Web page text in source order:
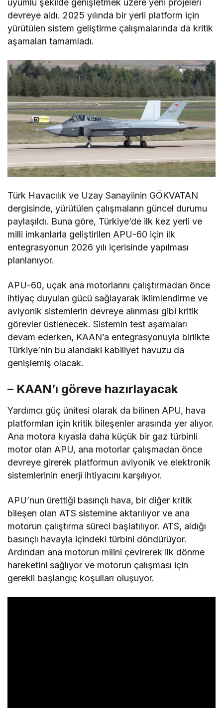
uyumlu şekilde genişletmek üzere yeni projeleri
devreye aldı. 2025 yılında bir yerli platform için
yürütülen sistem geliştirme çalışmalarında da kritik
aşamaları tamamladı.
Türk Havacılık ve Uzay Sanayiinin GÖKVATAN
dergisinde, yürütülen çalışmaların güncel durumu
paylaşıldı. Buna göre, Türkiye’de ilk kez yerli ve
milli imkanlarla geliştirilen APU-60 için ilk
entegrasyonun 2026 yılı içerisinde yapılması
planlanıyor.
APU-60, uçak ana motorlarını çalıştırmadan önce
ihtiyaç duyulan gücü sağlayarak iklimlendirme ve
aviyonik sistemlerin devreye alınması gibi kritik
görevler üstlenecek. Sistemin test aşamaları
devam ederken, KAAN’a entegrasyonuyla birlikte
Türkiye’nin bu alandaki kabiliyet havuzu da
genişlemiş olacak.
– KAAN’ı göreve hazırlayacak
Yardımcı güç ünitesi olarak da bilinen APU, hava
platformları için kritik bileşenler arasında yer alıyor.
Ana motora kıyasla daha küçük bir gaz türbinli
motor olan APU, ana motorlar çalışmadan önce
devreye girerek platformun aviyonik ve elektronik
sistemlerinin enerji ihtiyacını karşılıyor.
APU’nun ürettiği basınçlı hava, bir diğer kritik
bileşen olan ATS sistemine aktarılıyor ve ana
motorun çalıştırma süreci başlatılıyor. ATS, aldığı
basınçlı havayla içindeki türbini döndürüyor.
Ardından ana motorun milini çevirerek ilk dönme
hareketini sağlıyor ve motorun çalışması için
gerekli başlangıç koşulları oluşuyor.